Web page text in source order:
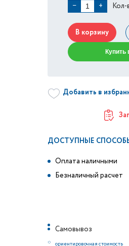
− + Кол-
В корзину
Купить
Добавить в
ДОСТУПНЫЕ
Оплата наличными
Безналичный расчет
Самовывоз
ориентировочная стоимость